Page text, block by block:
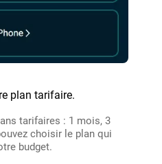
plan tarifaire.
tarifaires : 1 mois, 3
choisir le plan qui
budget.